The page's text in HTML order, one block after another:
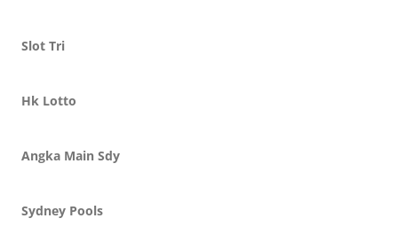
Slot Tri
Hk Lotto
Angka Main Sdy
Sydney Pools